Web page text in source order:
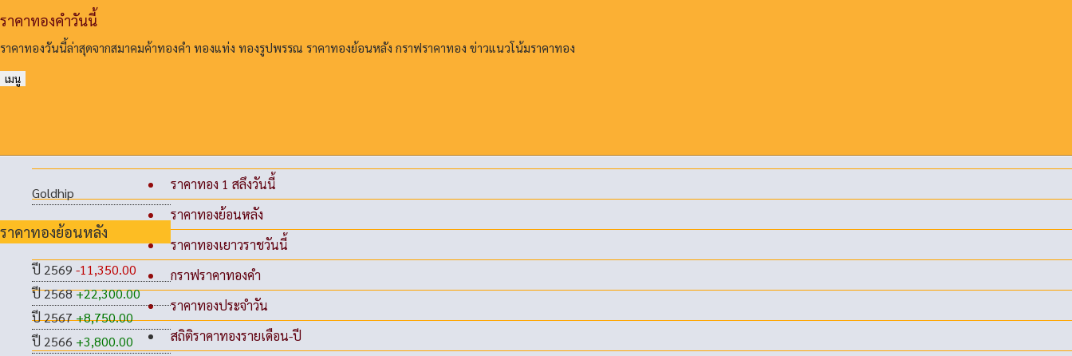
ราคาทองคําวันนี้
ราคาทองวันนี้ล่าสุดจากสมาคมค้าทองคํา ทองแท่ง ทองรูปพรรณ ราคาทองย้อนหลัง กราฟราคาทอง ข่าวแนวโน้มราคาทอง
เมนู
Goldhip
ราคาทองย้อนหลัง
ปี 2569 -11,350.00
ปี 2568+22,300.00
ปี 2567+8,750.00
ปี 2566 +3,800.00
ราคาทอง 1 สลึงวันนี้
ราคาทองย้อนหลัง
ราคาทองเยาวราชวันนี้
กราฟราคาทองคำ
ราคาทองประจำวัน
สถิติราคาทองรายเดือน-ปี